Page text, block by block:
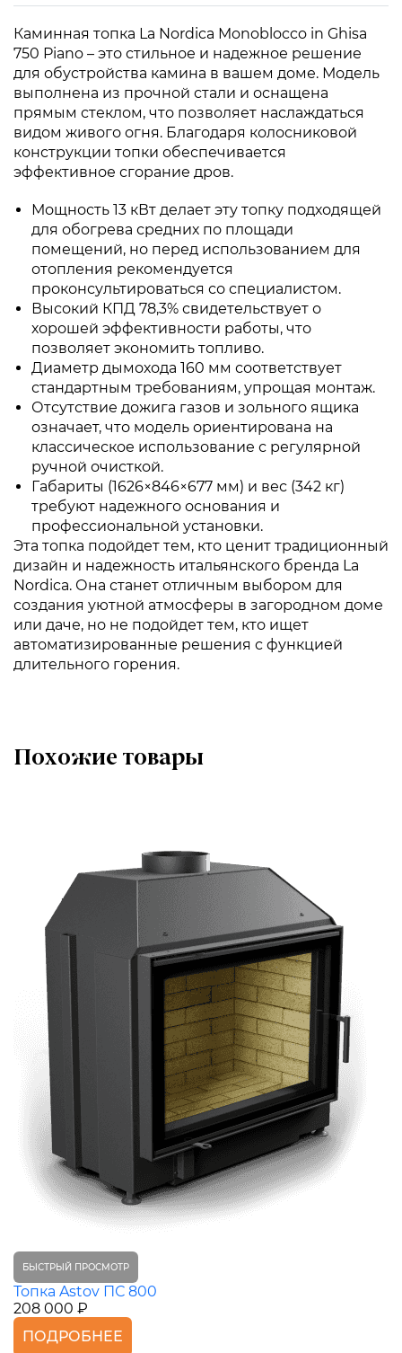
Каминная топка La Nordica Monoblocco in Ghisa
750 Piano – это стильное и надежное решение
для обустройства камина в вашем доме. Модель
выполнена из прочной стали и оснащена
прямым стеклом, что позволяет наслаждаться
видом живого огня. Благодаря колосниковой
конструкции топки обеспечивается
эффективное сгорание дров.
Мощность 13 кВт делает эту топку подходящей
для обогрева средних по площади
помещений, но перед использованием для
отопления рекомендуется
проконсультироваться со специалистом.
Высокий КПД 78,3% свидетельствует о
хорошей эффективности работы, что
позволяет экономить топливо.
Диаметр дымохода 160 мм соответствует
стандартным требованиям, упрощая монтаж.
Отсутствие дожига газов и зольного ящика
означает, что модель ориентирована на
классическое использование с регулярной
ручной очисткой.
Габариты (1626×846×677 мм) и вес (342 кг)
требуют надежного основания и
профессиональной установки.
Эта топка подойдет тем, кто ценит традиционный
дизайн и надежность итальянского бренда La
Nordica. Она станет отличным выбором для
создания уютной атмосферы в загородном доме
или даче, но не подойдет тем, кто ищет
автоматизированные решения с функцией
длительного горения.
Похожие товары
БЫСТРЫЙ ПРОСМОТР
Топка Astov ПС 800
208 000 ₽
ПОДРОБНЕЕ